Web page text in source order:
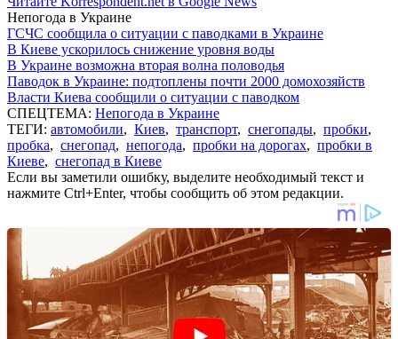
Непогода в Украине
ГСЧС сообщила о ситуации с паводками в Украине
В Киеве ускорилось снижение уровня воды
В Украине возможна вторая волна половодья
Паводок в Украине: подтоплены почти 2000 домохозяйств
Власти Киева сообщили о ситуации с паводком
СПЕЦТЕМА: Непогода в Украине
ТЕГИ: автомобили, Киев, транспорт, снегопады, пробки,
пробка, снегопад, непогода, пробки на дорогах, пробки в
Киеве, снегопад в Киеве
Если вы заметили ошибку, выделите необходимый текст и
нажмите Ctrl+Enter, чтобы сообщить об этом редакции.